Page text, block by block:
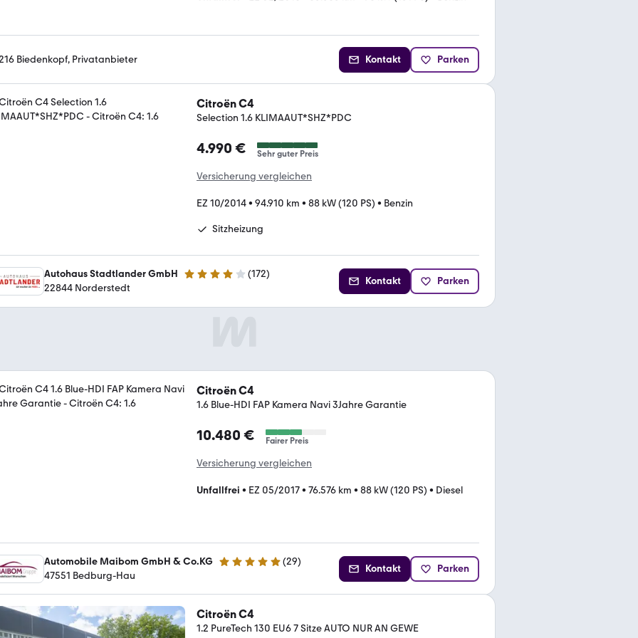
Biedenkopf, Privatanbieter Kontakt Parken
Citroën C4
Selection 1.6 KLIMAAUT*SHZ*PDC
4.990 € Sehr guter Preis
Versicherung vergleichen
EZ 10/2014• 94.910 km • 88 kW (120 PS) • Benzin
Sitzheizung
Autohaus Stadtlander GmbH 4.2 Sterne (172)
22844 Norderstedt
Kontakt Parken
Citroën C4
1.6 Blue-HDI FAP Kamera Navi 3Jahre Garantie
10.480 € Fairer Preis
Versicherung vergleichen
Unfallfrei • EZ 05/2017• 76.576 km • 88 kW (120 PS) • Diesel
Automobile Maibom GmbH & Co.KG 5 Sterne (29)
47551 Bedburg-Hau
Kontakt Parken
Citroën C4
1.2 PureTech 130 EU6 7 Sitze AUTO NUR AN GEWE